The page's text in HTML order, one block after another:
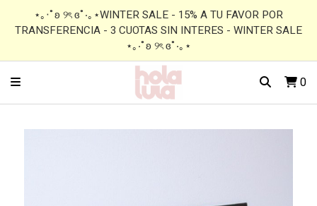
⋆｡‧˚ʚ ୨ৎ ɞ˚‧｡⋆WINTER SALE - 15% A TU FAVOR POR
TRANSFERENCIA - 3 CUOTAS SIN INTERES - WINTER SALE
⋆｡‧˚ʚ ୨ৎ ɞ˚‧｡⋆
0